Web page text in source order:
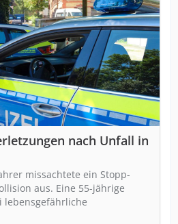
nach Unfall in
missachtete ein Stopp-
aus. Eine 55-jährige